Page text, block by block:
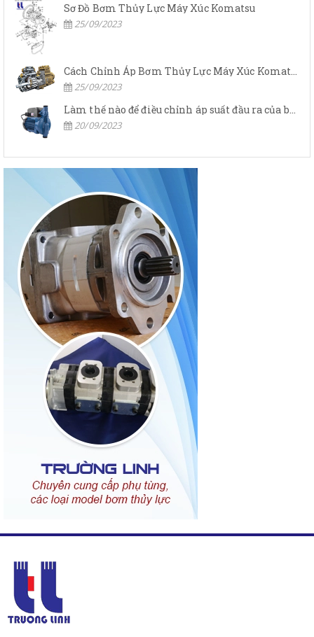
Sơ Đồ Bơm Thủy Lực Máy Xúc Komatsu
25/09/2023
25/09/2023
20/09/2023